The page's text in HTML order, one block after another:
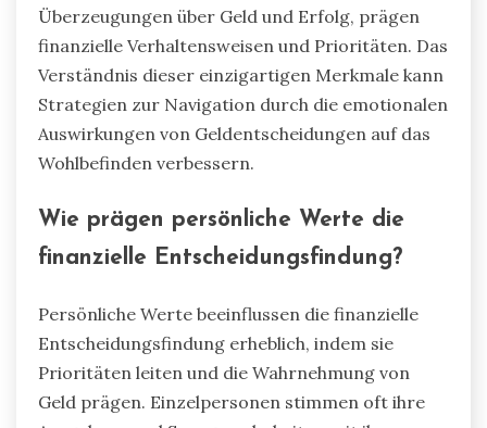
Überzeugungen über Geld und Erfolg, prägen
finanzielle Verhaltensweisen und Prioritäten. Das
Verständnis dieser einzigartigen Merkmale kann
Strategien zur Navigation durch die emotionalen
Auswirkungen von Geldentscheidungen auf das
Wohlbefinden verbessern.
Wie prägen persönliche Werte die
finanzielle Entscheidungsfindung?
Persönliche Werte beeinflussen die finanzielle
Entscheidungsfindung erheblich, indem sie
Prioritäten leiten und die Wahrnehmung von
Geld prägen. Einzelpersonen stimmen oft ihre